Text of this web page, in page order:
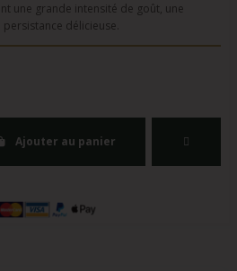
une grande intensité de goût, une
délicieuse.
Ajouter au panier